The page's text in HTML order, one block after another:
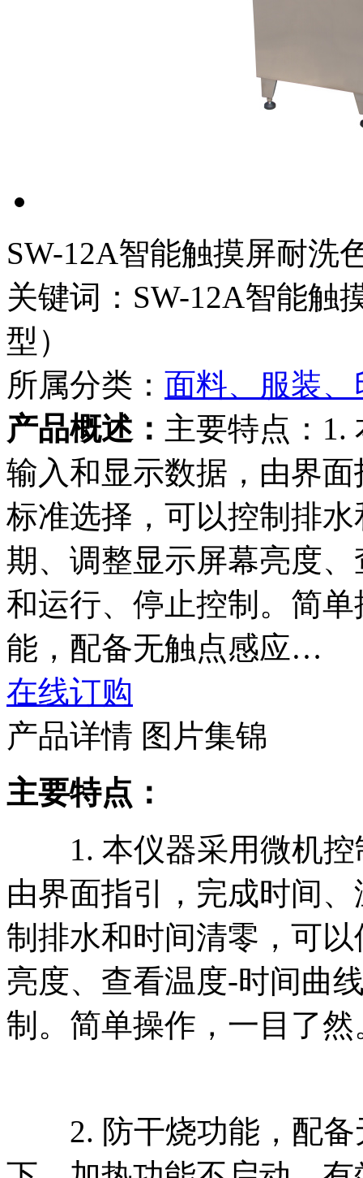
SW-12A智能触摸屏耐洗
关键词：SW-12A智能触
型）
所属分类： 面料、服装
产品概述： 主要特点：1.
输入和显示数据，由界
标准选择，可以控制排
期、调整显示屏幕亮度
和运行、停止控制。简
能，配备无触点感应…
在线订购
产品详情 图片集锦
主要特点：
1. 本仪器采用微机控
由界面指引，完成时间
制排水和时间清零，可
亮度、查看温度-时间曲
制。简单操作，一目了然
2. 防干烧功能，配备